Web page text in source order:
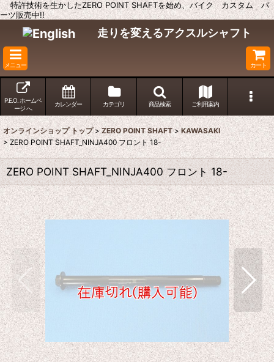
特許技術を生かしたZERO POINT SHAFTを始め、バイク カスタム パ
ーツ販売中!!
走りを変えるアクスルシャフト
メニュー カート
P.E.O. ホームペ
ージ へ
カレンダー カテゴリ 商品検索 ご利用案内
オンラインショップ トップ > ZERO POINT SHAFT > KAWASAKI
> ZERO POINT SHAFT_NINJA400 フロント 18-
ZERO POINT SHAFT_NINJA400 フロント 18-